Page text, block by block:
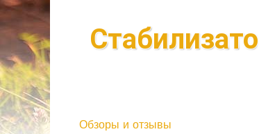
Обзоры и отзывы